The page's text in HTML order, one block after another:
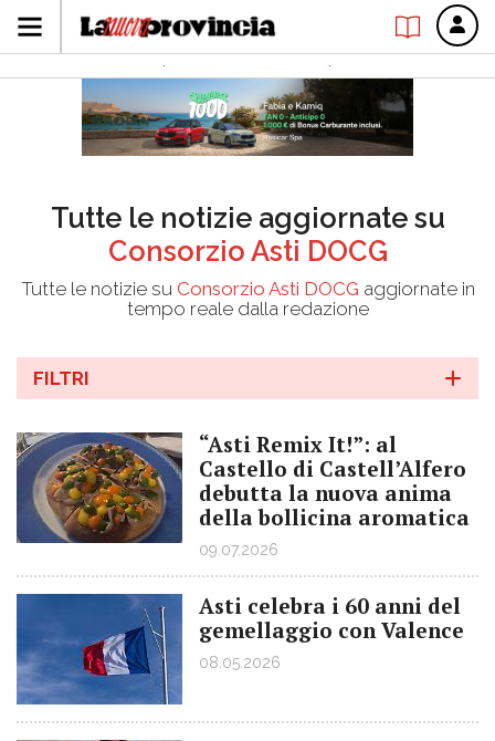
Tutte le notizie aggiornate su
Consorzio Asti DOCG
Tutte le notizie su Consorzio Asti DOCG aggiornate in
tempo reale dalla redazione
FILTRI
“Asti Remix It!”: al
Castello di Castell’Alfero
debutta la nuova anima
della bollicina aromatica
09.07.2026
Asti celebra i 60 anni del
gemellaggio con Valence
08.05.2026